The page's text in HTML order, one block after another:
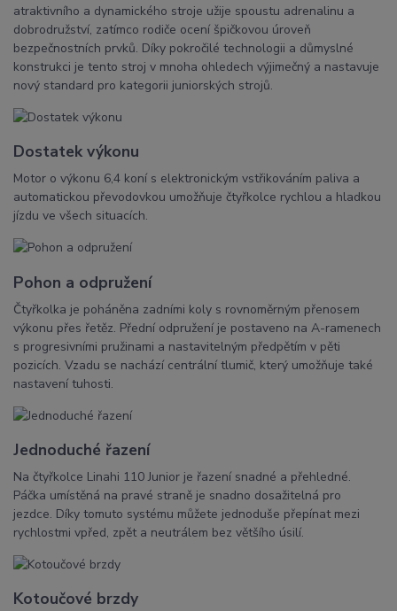
atraktivního a dynamického stroje užije spoustu adrenalinu a
dobrodružství, zatímco rodiče ocení špičkovou úroveň
bezpečnostních prvků. Díky pokročilé technologii a důmyslné
konstrukci je tento stroj v mnoha ohledech výjimečný a nastavuje
nový standard pro kategorii juniorských strojů.
Dostatek výkonu
Motor o výkonu 6,4 koní s elektronickým vstřikováním paliva a
automatickou převodovkou umožňuje čtyřkolce rychlou a hladkou
jízdu ve všech situacích.
Pohon a odpružení
Čtyřkolka je poháněna zadními koly s rovnoměrným přenosem
výkonu přes řetěz. Přední odpružení je postaveno na A-ramenech
s progresivními pružinami a nastavitelným předpětím v pěti
pozicích. Vzadu se nachází centrální tlumič, který umožňuje také
nastavení tuhosti.
Jednoduché řazení
Na čtyřkolce Linahi 110 Junior je řazení snadné a přehledné.
Páčka umístěná na pravé straně je snadno dosažitelná pro
jezdce. Díky tomuto systému můžete jednoduše přepínat mezi
rychlostmi vpřed, zpět a neutrálem bez většího úsilí.
Kotoučové brzdy